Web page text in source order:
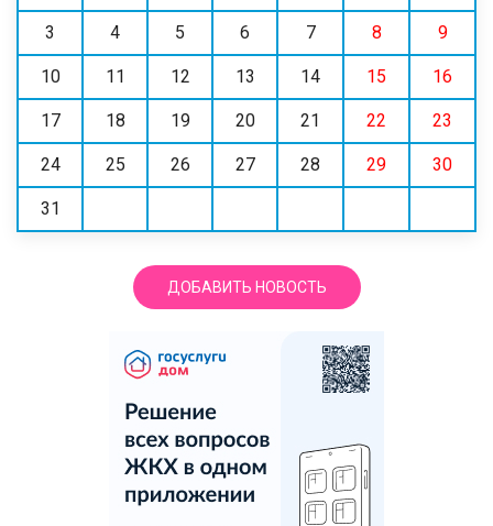
3 4 5 6 7 8 9
10 11 12 13 14 15 16
17 18 19 20 21 22 23
24 25 26 27 28 29 30
31
ДОБАВИТЬ НОВОСТЬ